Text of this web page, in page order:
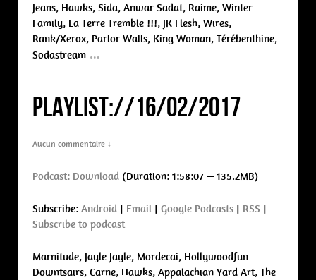
Jeans, Hawks, Sida, Anwar Sadat, Raime, Winter
Family, La Terre Tremble !!!, JK Flesh, Wires,
Rank/Xerox, Parlor Walls, King Woman, Térébenthine,
Sodastream …
PLAYLIST://16/02/2017
Aucun commentaire ↓
Podcast: Download (Duration: 1:58:07 — 135.2MB)
Subscribe: Android | Email | Google Podcasts | RSS |
Subscribe to podcast
Marnitude, Jayle Jayle, Mordecai, Hollywoodfun
Downtsairs, Carne, Hawks, Appalachian Yard Art, The